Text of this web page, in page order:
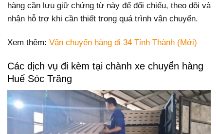
hàng cần lưu giữ chứng từ này để đối chiếu, theo dõi và
nhận hỗ trợ khi cần thiết trong quá trình vận chuyển.
Xem thêm: Vận chuyển hàng đi 34 Tỉnh Thành (Mới)
Các dịch vụ đi kèm tại chành xe chuyển hàng
Huế Sóc Trăng